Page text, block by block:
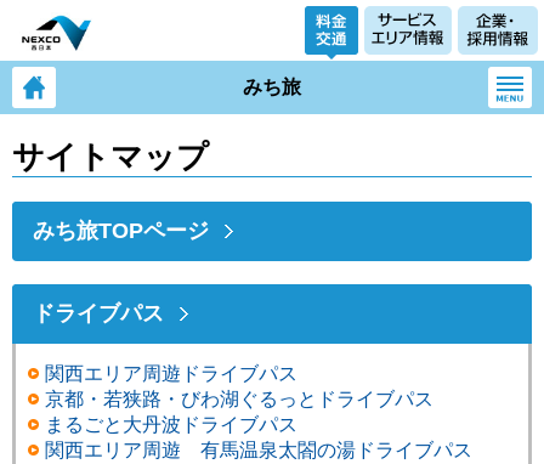
みち旅
サイトマップ
みち旅TOPページ
ドライブパス
関西エリア周遊ドライブパス
京都・若狭路・びわ湖ぐるっとドライブパス
まるごと大丹波ドライブパス
関西エリア周遊 有馬温泉太閤の湯ドライブパス